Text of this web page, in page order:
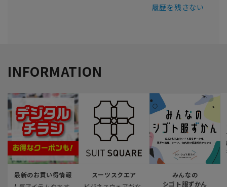
履歴を残さない
INFORMATION
最新のお買い得情報
スーツスクエア
みんなの
シゴト服ずかん